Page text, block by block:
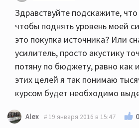
Здравствуйте подскажите,
чтобы поднять уровень моей
это покупка источника? Или
усилитель, просто акустику
потяну по бюджету, равно как
этих целей я так понимаю
курсом будет необходимо
Alex 19 января 2016 в 15:47 0